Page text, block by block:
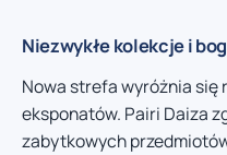
Niezwykłe kolekcje i
Nowa strefa wyróżnia się
eksponatów. Pairi Daiza
zabytkowych